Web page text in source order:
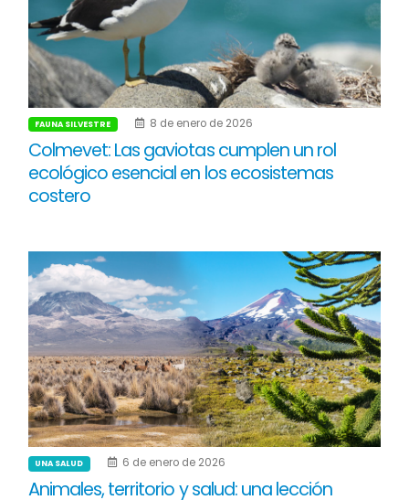
FAUNA SILVESTRE 8 de enero de 2026
Colmevet: Las gaviotas cumplen un rol
ecológico esencial en los ecosistemas
costero
UNA SALUD 6 de enero de 2026
Animales, territorio y salud: una lección